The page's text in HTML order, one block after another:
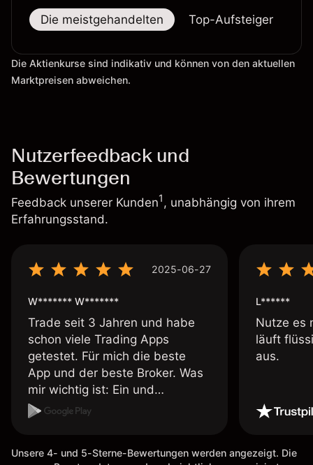
Die meistgehandelten Top-Aufsteiger
Die Aktienkurse sind indikativ und können von den aktuellen
Marktpreisen abweichen.
Nutzerfeedback und
Bewertungen
Feedback unserer Kunden1, unabhängig von ihrem
Erfahrungsstand.
2025-06-27
W******* W*******
Trade seit 3 Jahren und habe
schon viele Trading Apps
getestet. Für mich die beste
App und der beste Broker. Was
mir wichtig ist: Ein und
Auszahlungen per Kreditkarte
möglich. Berichte, Auszüge OK.
L******
Nutze es
läuft
aus.
Unsere 4- und 5-Sterne-Bewertungen werden angezeigt. Die